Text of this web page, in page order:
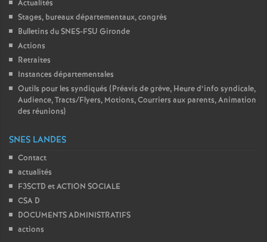
Actualités
Stages, bureaux départementaux, congrès
Bulletins du SNES-FSU Gironde
Actions
Retraites
Instances départementales
Outils pour les syndiqués (Préavis de grève, Heure d’info syndicale,
Audience, Tracts/Flyers, Motions, Courriers aux parents, Animation
des réunions)
SNES LANDES
Contact
actualités
F3SCTD et ACTION SOCIALE
CSA D
DOCUMENTS ADMINISTRATIFS
actions